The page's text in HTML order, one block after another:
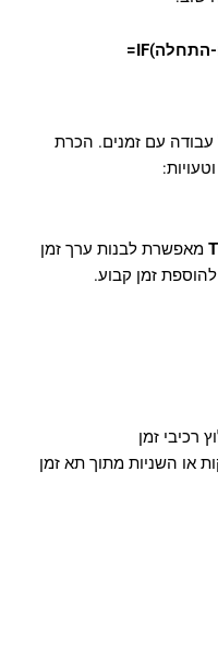
עבודה עם זמנים. הכרת
מאפשרת לבנות ערך זמן
זמן קבוע.
או השניות מתוך תא זמן